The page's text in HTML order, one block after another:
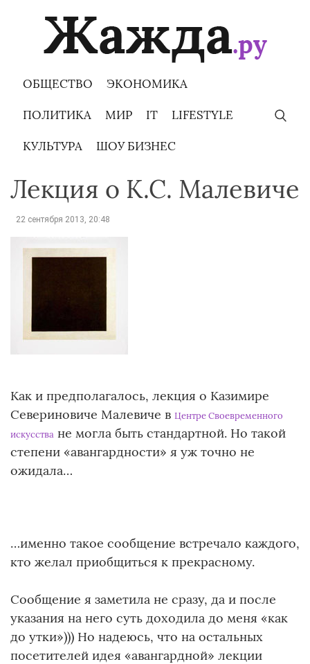
ОБЩЕСТВО ЭКОНОМИКА
ПОЛИТИКА МИР IT LIFESTYLE
КУЛЬТУРА ШОУ БИЗНЕС
Лекция о К.С. Малевиче
22 сентября 2013, 20:48
Как и предполагалось, лекция о Казимире
Севериновиче Малевиче в Центре Своевременного
искусства не могла быть стандартной. Но такой
степени «авангардности» я уж точно не
ожидала…
…именно такое сообщение встречало каждого,
кто желал приобщиться к прекрасному.
Сообщение я заметила не сразу, да и после
указания на него суть доходила до меня «как
до утки»))) Но надеюсь, что на остальных
посетителей идея «авангардной» лекции